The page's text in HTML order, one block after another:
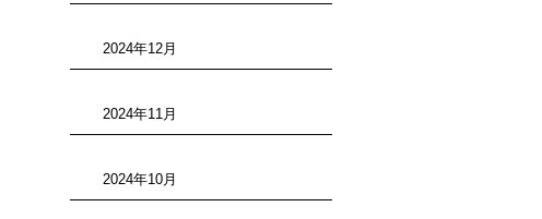
2024年12月
2024年11月
2024年10月